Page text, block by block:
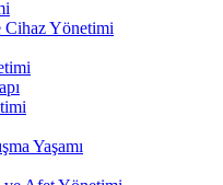
Cihaz Yönetimi
Yaşamı